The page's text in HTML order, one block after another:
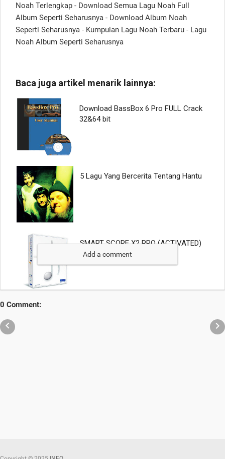
Noah Terlengkap - Download Semua Lagu Noah Full
Album Seperti Seharusnya - Download Album Noah
Seperti Seharusnya - Kumpulan Lagu Noah Terbaru - Lagu
Noah Album Seperti Seharusnya
Add a comment
0 Comment:
 